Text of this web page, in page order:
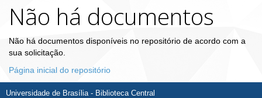
Não há documentos
Não há documentos disponíveis no repositório de acordo com a
sua solicitação.
Página inicial do repositório
Universidade de Brasília - Biblioteca Central